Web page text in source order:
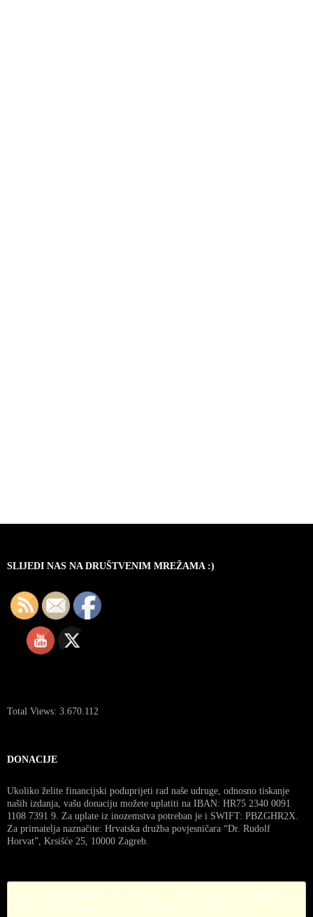
SLIJEDI NAS NA DRUŠTVENIM MREŽAMA :)
Total Views: 3.670.112
DONACIJE
Ukoliko želite financijski poduprijeti rad naše udruge, odnosno tiskanje
naših izdanja, vašu donaciju možete uplatiti na IBAN: HR75 2340 0091
1108 7391 9. Za uplate iz inozemstva potreban je i SWIFT: PBZGHR2X.
Za primatelja naznačite: Hrvatska družba povjesničara “Dr. Rudolf
Horvat”, Krsišće 25, 10000 Zagreb.